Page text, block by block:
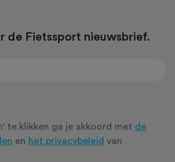
de Fietssport nieuwsbrief.
te klikken ga je akkoord met de
en het privacybeleid van